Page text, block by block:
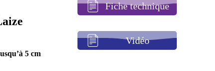
5 cm
Fiche technique
Vidéo